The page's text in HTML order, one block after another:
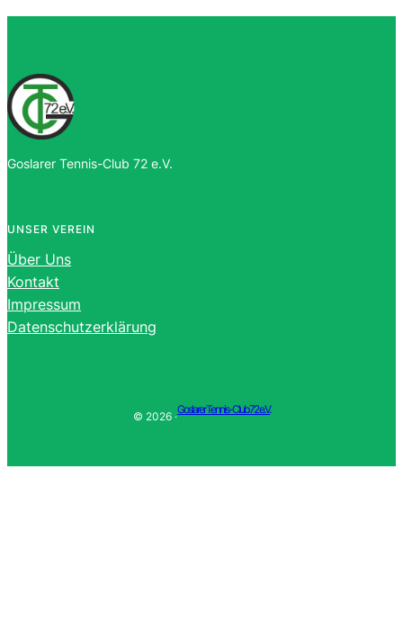
Goslarer Tennis-Club 72 e.V.
UNSER VEREIN
Über Uns
Kontakt
Impressum
Datenschutzerklärung
© 2026 ·
Goslarer Tennis-Club 72 e.V.